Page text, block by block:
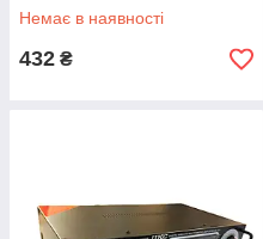
Немає в наявності
432 ₴